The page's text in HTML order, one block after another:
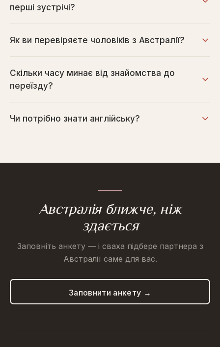
перші зустрічі?
Як ви перевіряєте чоловіків з Австралії?
Скільки часу минає від знайомства до
переїзду?
Чи потрібно знати англійську?
Австралія ближче, ніж
здається
Заповніть анкету — і сваха підбере партнера з
Австралії саме для вас.
Заповнити анкету →